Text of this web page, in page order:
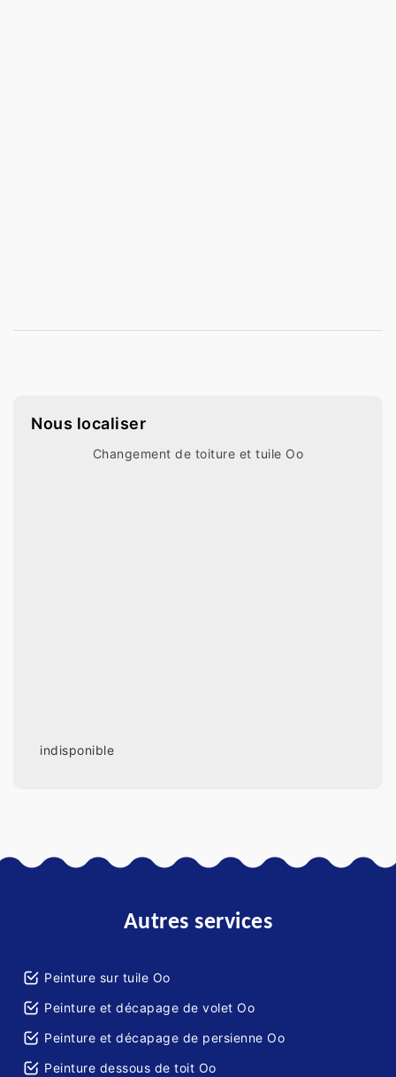
Nous localiser
Changement de toiture et tuile Oo
indisponible
Autres services
Peinture sur tuile Oo
Peinture et décapage de volet Oo
Peinture et décapage de persienne Oo
Peinture dessous de toit Oo